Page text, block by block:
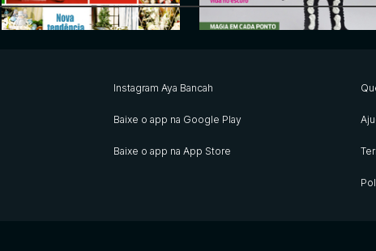
Barrados em Crochê - Arte com
as Mãos
Bonecas de Pano - Arte com as
Mãos
Instagram Aya Bancah
Baixe o app na Google Play
Baixe o app na App Store